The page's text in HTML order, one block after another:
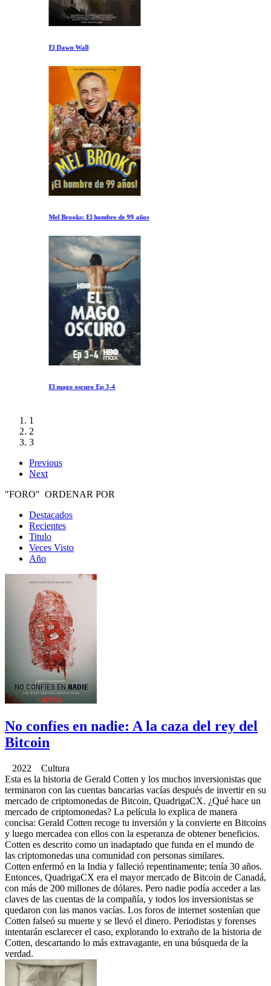
El Dawn Wall
Mel Brooks: El hombre de 99 años
El mago oscuro Ep 3-4
1
2
3
Previous
Next
"FORO" ORDENAR POR
Destacados
Recientes
Titulo
Veces Visto
Año
No confíes en nadie: A la caza del rey del
Bitcoin
2022 Cultura
Esta es la historia de Gerald Cotten y los muchos inversionistas que
terminaron con las cuentas bancarias vacías después de invertir en su
mercado de criptomonedas de Bitcoin, QuadrigaCX. ¿Qué hace un
mercado de criptomonedas? La película lo explica de manera
concisa: Gerald Cotten recoge tu inversión y la convierte en Bitcoins
y luego mercadea con ellos con la esperanza de obtener beneficios.
Cotten es descrito como un inadaptado que funda en el mundo de
las criptomonedas una comunidad con personas similares.
Cotten enfermó en la India y falleció repentinamente; tenía 30 años.
Entonces, QuadrigaCX era el mayor mercado de Bitcoin de Canadá,
con más de 200 millones de dólares. Pero nadie podía acceder a las
claves de las cuentas de la compañía, y todos los inversionistas se
quedaron con las manos vacías. Los foros de internet sostenían que
Cotten falseó su muerte y se llevó el dinero. Periodistas y forenses
intentarán esclarecer el caso, explorando lo extraño de la historia de
Cotten, descartando lo más extravagante, en una búsqueda de la
verdad.